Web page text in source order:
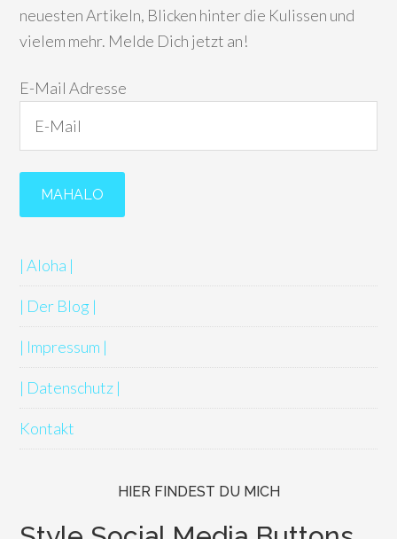
neuesten Artikeln, Blicken hinter die Kulissen und
vielem mehr. Melde Dich jetzt an!
E-Mail Adresse
| Aloha |
| Der Blog |
| Impressum |
| Datenschutz |
Kontakt
HIER FINDEST DU MICH